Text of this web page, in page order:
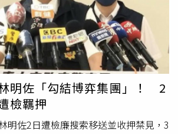
相關單位是否涉有公務員洩漏洩漏國防
中地檢署查明究辦。聲明中也強調，徐
員，更與林明佐的不明財產無關，檢調
待追卻任由偵查程序、內容外洩給新聞
開作辦法的規定，希望承辦檢察官查明
署表示，徐姓被告因涉有賭博和洗錢等
300萬元交保候傳，相關案情則仍待偵
明佐「勾結博弈集團」！ 2
檢羈押
明佐2日遭檢廉搜索移送並收押禁見，3